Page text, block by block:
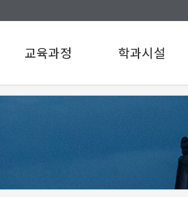
교육과정
교육과정
학과시설
학과시설